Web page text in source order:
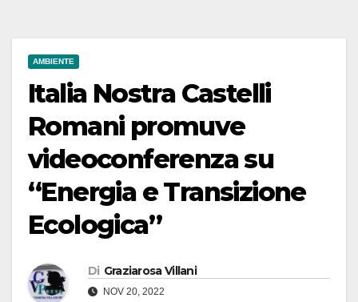
AMBIENTE
Italia Nostra Castelli
Romani promuve
videoconferenza su
“Energia e Transizione
Ecologica”
Di Graziarosa Villani
NOV 20, 2022